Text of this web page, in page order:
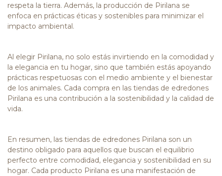
respeta la tierra. Además, la producción de Pirilana se
enfoca en prácticas éticas y sostenibles para minimizar el
impacto ambiental.
Al elegir Pirilana, no solo estás invirtiendo en la comodidad y
la elegancia en tu hogar, sino que también estás apoyando
prácticas respetuosas con el medio ambiente y el bienestar
de los animales. Cada compra en las tiendas de edredones
Pirilana es una contribución a la sostenibilidad y la calidad de
vida.
En resumen, las tiendas de edredones Pirilana son un
destino obligado para aquellos que buscan el equilibrio
perfecto entre comodidad, elegancia y sostenibilidad en su
hogar. Cada producto Pirilana es una manifestación de